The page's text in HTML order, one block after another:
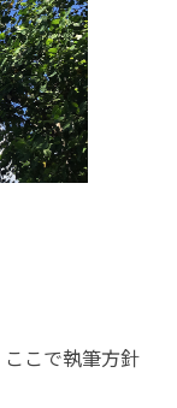
こで執筆方針